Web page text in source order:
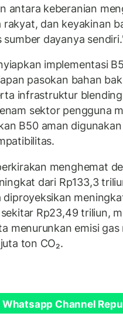
antara keberanian
dan keyakinan
dayanya
implementasi
pasokan bahan
infrastruktur
sektor pengguna
B50 aman
menghemat
dari Rp133,3
diproyeksikan
Rp23,49 triliun,
menurunkan emisi gas
ton CO₂.
Channel